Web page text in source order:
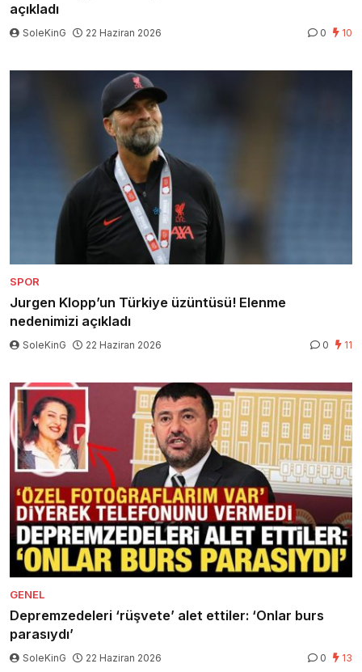
açıkladı
SoleKinG 22 Haziran 2026 0 10
SPOR
Jurgen Klopp’un Türkiye üzüntüsü! Elenme
nedenimizi açıkladı
SoleKinG 22 Haziran 2026 0 11
GENEL
Depremzedeleri ‘rüşvete’ alet ettiler: ‘Onlar burs
parasıydı’
SoleKinG 22 Haziran 2026 0 13